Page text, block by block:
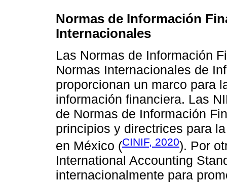
Normas de Información
Internacionales
Las Normas de Información
Normas Internacionales de
proporcionan un marco para
información financiera. Las
de Normas de Información
principios y directrices para
en México (CINIF, 2020). Por
International Accounting
internacionalmente para